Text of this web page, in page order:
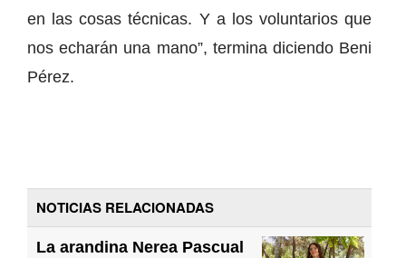
en las cosas técnicas. Y a los voluntarios que
nos echarán una mano”, termina diciendo Beni
Pérez.
NOTICIAS RELACIONADAS
La arandina Nerea Pascual